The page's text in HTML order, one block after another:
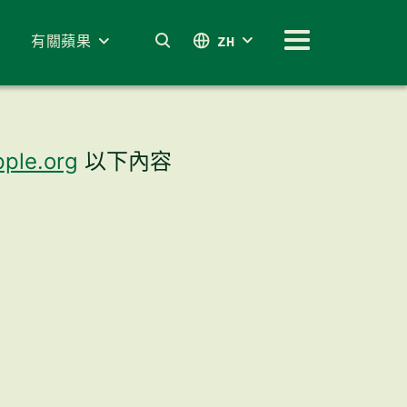
有關蘋果 ZH
以下內容